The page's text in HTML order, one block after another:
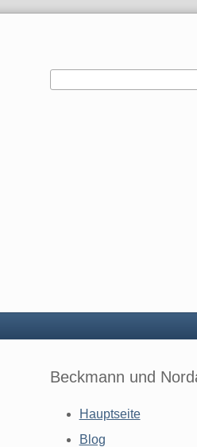
Beckmann und
Hauptseite
Blog